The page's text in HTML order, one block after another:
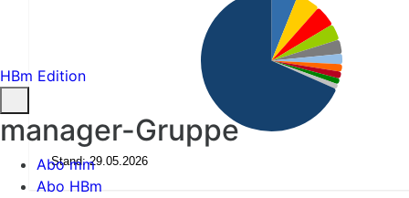
Stand: 29.05.2026
HBm Edition
manager-Gruppe
Abo mm
Abo HBm